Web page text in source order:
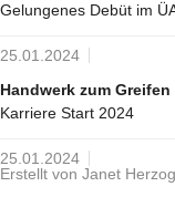
Gelungenes Debüt im
25.01.2024
Handwerk zum Greifen
Karriere Start 2024
25.01.2024
Erstellt von Janet